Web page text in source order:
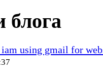
блога
using gmail for